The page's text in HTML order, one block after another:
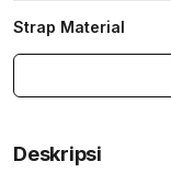
Strap Material
Deskripsi